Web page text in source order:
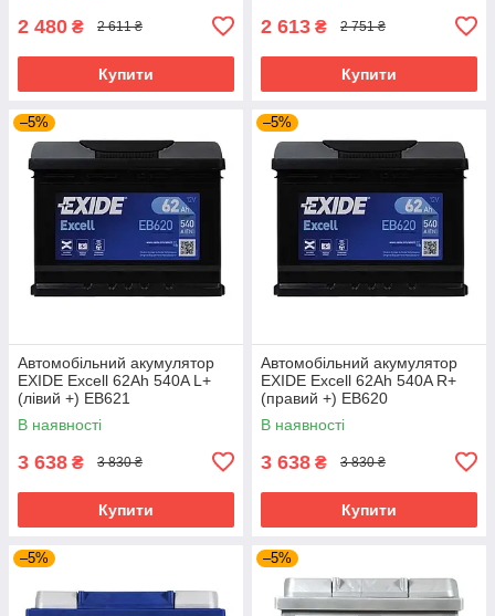
2 480 ₴ 2 611 ₴
Купити
2 613 ₴ 2 751 ₴
Купити
–5%
Автомобільний акумулятор
EXIDE Excell 62Ah 540A L+
(лівий +) EB621
В наявності
3 638 ₴ 3 830 ₴
Купити
–5%
Автомобільний акумулятор
EXIDE Excell 62Ah 540A R+
(правий +) EB620
В наявності
3 638 ₴ 3 830 ₴
Купити
–5% –5%